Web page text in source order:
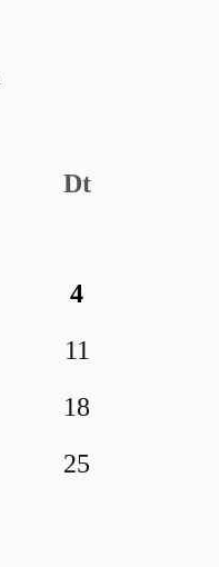
Dt
4
11
18
25